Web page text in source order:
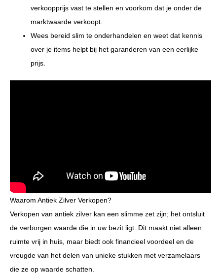
verkoopprijs vast te stellen en voorkom dat je onder de
marktwaarde verkoopt.
Wees bereid slim te onderhandelen en weet dat kennis
over je items helpt bij het garanderen van een eerlijke
prijs.
Waarom Antiek Zilver Verkopen?
Verkopen van antiek zilver kan een slimme zet zijn; het ontsluit
de verborgen waarde die in uw bezit ligt. Dit maakt niet alleen
ruimte vrij in huis, maar biedt ook financieel voordeel en de
vreugde van het delen van unieke stukken met verzamelaars
die ze op waarde schatten.